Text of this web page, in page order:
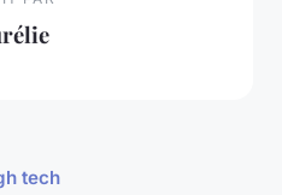
tech